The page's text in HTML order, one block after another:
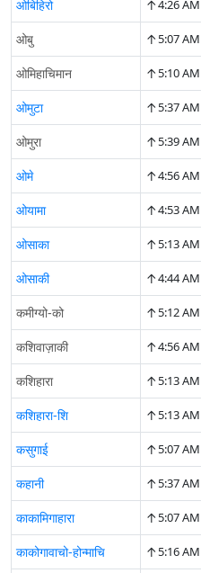
ओबिहिरो ↑4:26 AM
ओबु ↑5:07 AM
ओमिहाचिमान ↑5:10 AM
ओमुटा ↑5:37 AM
ओमुरा ↑5:39 AM
ओमे ↑4:56 AM
ओयामा ↑4:53 AM
ओसाका ↑5:13 AM
ओसाकी ↑4:44 AM
कमीग्यो-को ↑5:12 AM
कशिवाज़ाकी ↑4:56 AM
कशिहारा ↑5:13 AM
कशिहारा-शि ↑5:13 AM
कसुगाई ↑5:07 AM
कहानी ↑5:37 AM
काकामिगाहारा ↑5:07 AM
काकोगावाचो-होन्माचि ↑5:16 AM